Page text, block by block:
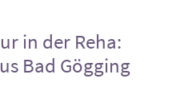
in der Reha:
Bad Gögging